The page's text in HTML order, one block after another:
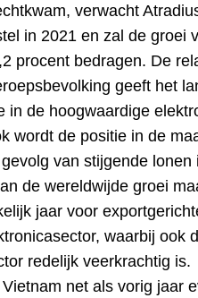
verwacht
in 2021 en zal de groei
procent bedragen. De
geeft het
in de hoogwaardige
wordt de positie in de
van stijgende lonen
de wereldwijde groei
jaar voor
waarbij ook
redelijk veerkrachtig is.
net als vorig jaar